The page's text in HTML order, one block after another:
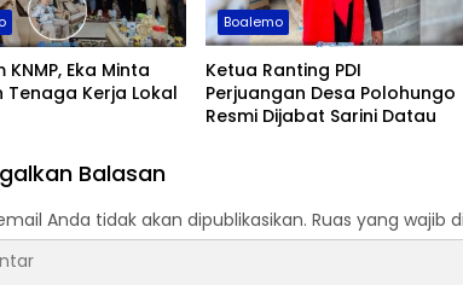
Eka Minta
Tenaga Kerja Lokal
Boalemo
Ketua Ranting PDI
Perjuangan Desa Polohungo
Resmi Dijabat Sarini Datau
Balasan
Anda tidak akan dipublikasikan. Ruas yang wajib